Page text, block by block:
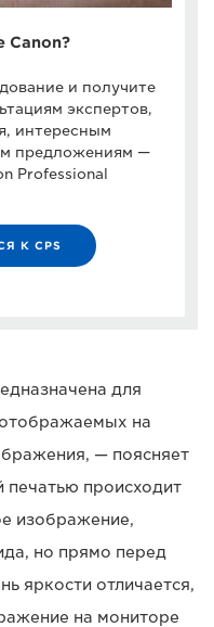
Canon?
и получите
экспертов,
интересным
предложениям —
Professional
К CPS
для
на
— поясняет
происходит
изображение,
но прямо перед
яркости отличается,
на мониторе